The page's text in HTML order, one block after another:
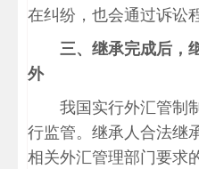
在纠纷，也会通过诉讼
三、继承完成后，
外
我国实行外汇管制
行监管。继承人合法继
相关外汇管理部门要求